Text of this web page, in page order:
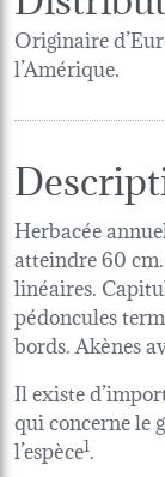
Originaire
l’Amérique.
Herbacée
atteindre 60
linéaires.
pédoncules
bords. Akènes
Il existe
qui concerne le
l’espèce1.